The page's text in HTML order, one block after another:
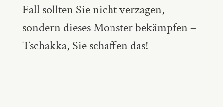
Fall sollten Sie nicht verzagen,
sondern dieses Monster bekämpfen –
Tschakka, Sie schaffen das!